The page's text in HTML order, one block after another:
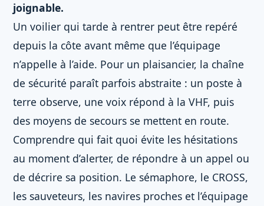
joignable.
Un voilier qui tarde à rentrer peut être repéré
depuis la côte avant même que l’équipage
n’appelle à l’aide. Pour un plaisancier, la chaîne
de sécurité paraît parfois abstraite : un poste à
terre observe, une voix répond à la VHF, puis
des moyens de secours se mettent en route.
Comprendre qui fait quoi évite les hésitations
au moment d’alerter, de répondre à un appel ou
de décrire sa position. Le sémaphore, le CROSS,
les sauveteurs, les navires proches et l’équipage